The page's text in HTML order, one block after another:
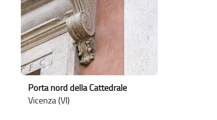
Porta nord della Cattedrale
Vicenza (VI)